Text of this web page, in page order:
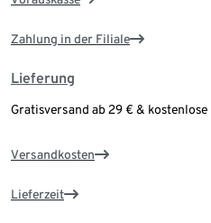
Zahlung in der Filiale
Lieferung
Gratisversand ab 29 € & kostenlose
Versandkosten
Lieferzeit